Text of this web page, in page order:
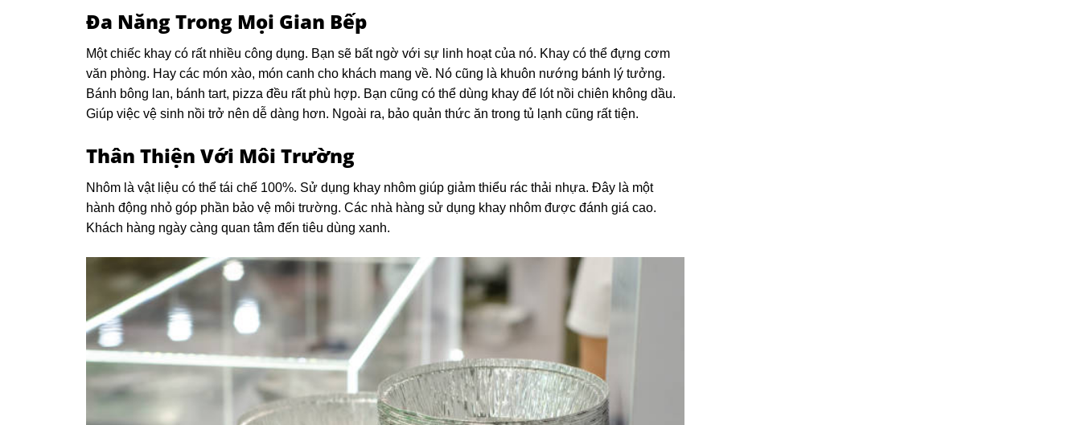
Đa Năng Trong Mọi Gian Bếp
Một chiếc khay có rất nhiều công dụng. Bạn sẽ bất ngờ với sự linh hoạt của nó. Khay có thể đựng cơm
văn phòng. Hay các món xào, món canh cho khách mang về. Nó cũng là khuôn nướng bánh lý tưởng.
Bánh bông lan, bánh tart, pizza đều rất phù hợp. Bạn cũng có thể dùng khay để lót nồi chiên không dầu.
Giúp việc vệ sinh nồi trở nên dễ dàng hơn. Ngoài ra, bảo quản thức ăn trong tủ lạnh cũng rất tiện.
Thân Thiện Với Môi Trường
Nhôm là vật liệu có thể tái chế 100%. Sử dụng khay nhôm giúp giảm thiểu rác thải nhựa. Đây là một
hành động nhỏ góp phần bảo vệ môi trường. Các nhà hàng sử dụng khay nhôm được đánh giá cao.
Khách hàng ngày càng quan tâm đến tiêu dùng xanh.